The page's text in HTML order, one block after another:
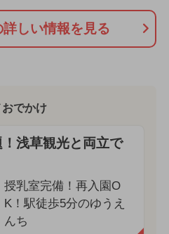
しい情報を見る
でかけ
浅草観光と両立で
授乳室完備！再入園O
K！駅徒歩5分のゆうえ
んち